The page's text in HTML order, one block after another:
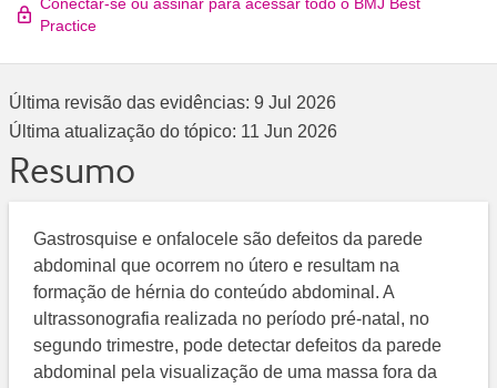
Practice
Última revisão das evidências: 9 Jul 2026
Última atualização do tópico: 11 Jun 2026
Resumo
Gastrosquise e onfalocele são defeitos da parede
abdominal que ocorrem no útero e resultam na
formação de hérnia do conteúdo abdominal. A
ultrassonografia realizada no período pré-natal, no
segundo trimestre, pode detectar defeitos da parede
abdominal pela visualização de uma massa fora da